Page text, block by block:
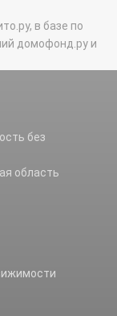
в базе по
домофонд.ру и
без
область